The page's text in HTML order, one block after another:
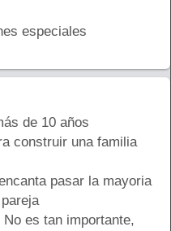
especiales
de 10 años
construir una familia
pasar la mayoria
es tan importante,